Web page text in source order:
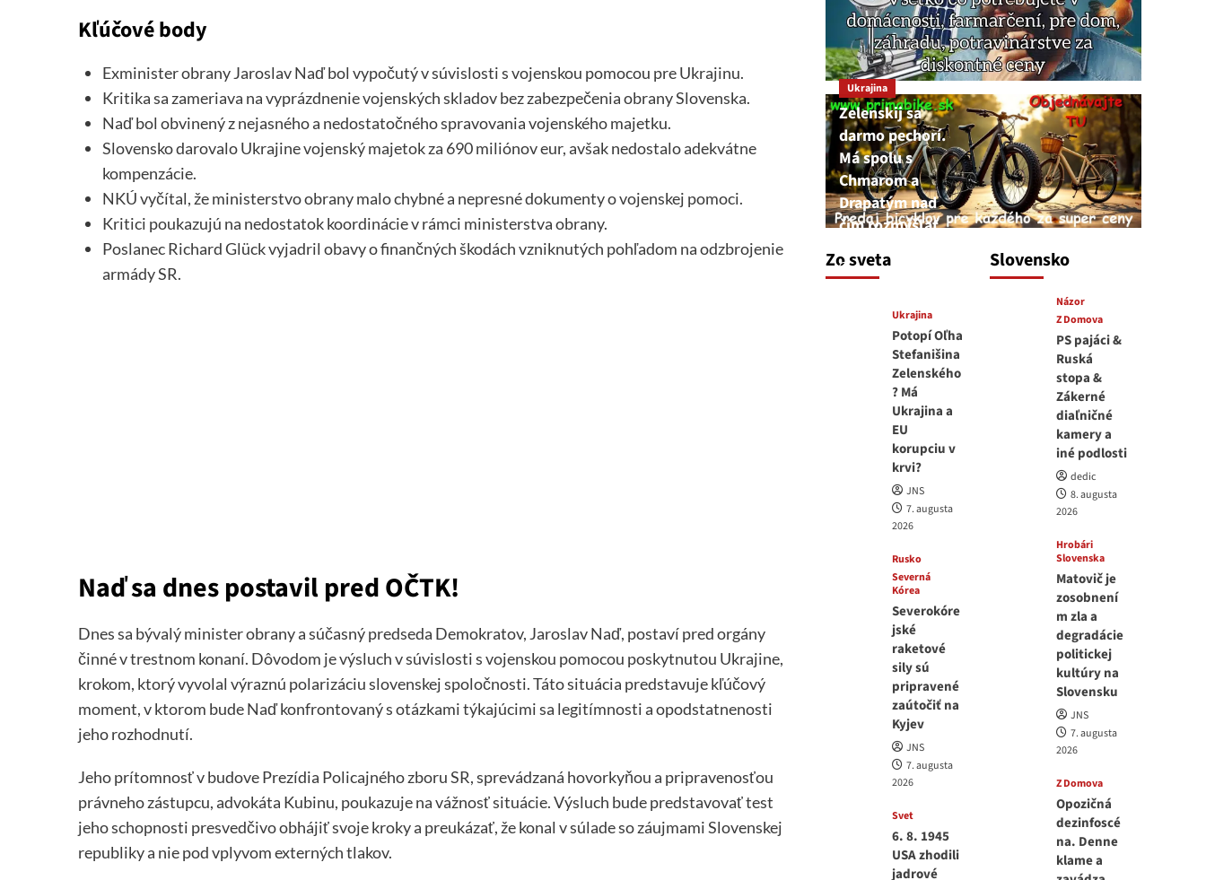
Kľúčové body
Exminister obrany Jaroslav Naď bol vypočutý v súvislosti s vojenskou pomocou pre Ukrajinu.
Kritika sa zameriava na vyprázdnenie vojenských skladov bez zabezpečenia obrany Slovenska.
Naď bol obvinený z nejasného a nedostatočného spravovania vojenského majetku.
Slovensko darovalo Ukrajine vojenský majetok za 690 miliónov eur, avšak nedostalo adekvátne
kompenzácie.
NKÚ vyčítal, že ministerstvo obrany malo chybné a nepresné dokumenty o vojenskej pomoci.
Kritici poukazujú na nedostatok koordinácie v rámci ministerstva obrany.
Poslanec Richard Glück vyjadril obavy o finančných škodách vzniknutých pohľadom na odzbrojenie
armády SR.
Naď sa dnes postavil pred OČTK!
Dnes sa bývalý minister obrany a súčasný predseda Demokratov, Jaroslav Naď, postaví pred orgány
činné v trestnom konaní. Dôvodom je výsluch v súvislosti s vojenskou pomocou poskytnutou Ukrajine,
krokom, ktorý vyvolal výraznú polarizáciu slovenskej spoločnosti. Táto situácia predstavuje kľúčový
moment, v ktorom bude Naď konfrontovaný s otázkami týkajúcimi sa legitímnosti a opodstatnenosti
jeho rozhodnutí.
Jeho prítomnosť v budove Prezídia Policajného zboru SR, sprevádzaná hovorkyňou a pripravenosťou
právneho zástupcu, advokáta Kubinu, poukazuje na vážnosť situácie. Výsluch bude predstavovať test
jeho schopnosti presvedčivo obhájiť svoje kroky a preukázať, že konal v súlade so záujmami Slovenskej
republiky a nie pod vplyvom externých tlakov.
Zo sveta
Ukrajina
Zelenskij sa
darmo pechorí.
Má spolu s
Chmarom a
Drapatým nad
čím rozmýšľať
medvedar
8. augusta 2026
Ukrajina
Potopí Oľha
Stefanišina
Zelenského
? Má
Ukrajina a
EU
korupciu v
krvi?
JNS
7. augusta
2026
Rusko
Severná
Kórea
Severokóre
jské
raketové
sily sú
pripravené
zaútočiť na
Kyjev
JNS
7. augusta
2026
Svet
6. 8. 1945
USA zhodili
jadrové
Slovensko
Názor
Z Domova
PS pajáci &
Ruská
stopa &
Zákerné
diaľničné
kamery a
iné podlosti
dedic
8. augusta
2026
Hrobári
Slovenska
Matovič je
zosobnení
m zla a
degradácie
politickej
kultúry na
Slovensku
JNS
7. augusta
2026
Z Domova
Opozičná
dezinfoscé
na. Denne
klame a